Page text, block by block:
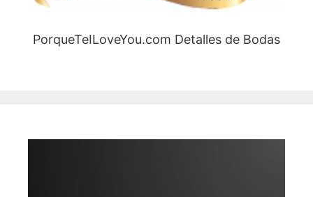
PorqueTeILoveYou.com Detalles de Bodas